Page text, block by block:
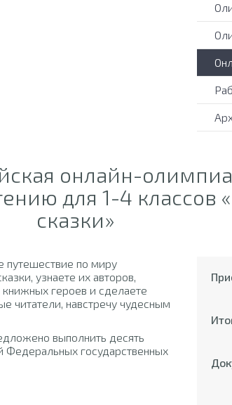
онлайн-
для 1-4 классов
сказки»
путешествие по миру
узнаете их авторов,
героев и сделаете
читатели, навстречу чудесным
выполнить десять
Федеральных государственных